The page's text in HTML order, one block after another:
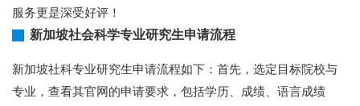
服务更是深受好评！
新加坡社会科学专业研究生申请流程
新加坡社科专业研究生申请流程如下：首先，选定目标院校与
专业，查看其官网的申请要求，包括学历、成绩、语言成绩